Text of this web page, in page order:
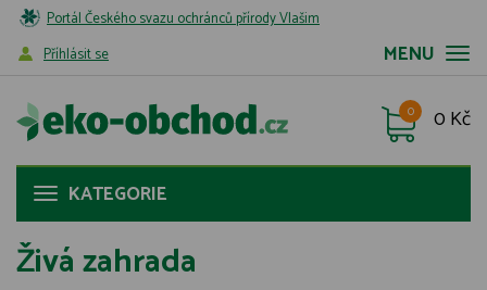
Portál Českého svazu ochránců přírody Vlašim
MENU
Příhlásit se
0 Kč
0
KATEGORIE
Živá zahrada